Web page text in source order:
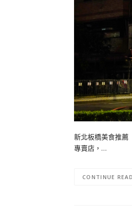
新北板橋美食推薦
專賣店，…
CONTINUE